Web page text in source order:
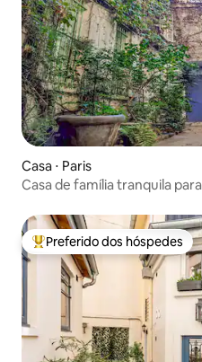
Casa ⋅ Paris
Casa de família tranquila
Entre os melhores
Preferido dos hóspedes